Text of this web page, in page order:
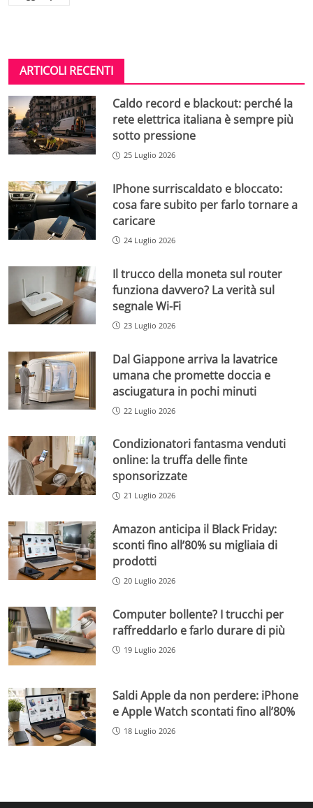
ARTICOLI RECENTI
Caldo record e blackout: perché la
rete elettrica italiana è sempre più
sotto pressione
25 Luglio 2026
IPhone surriscaldato e bloccato:
cosa fare subito per farlo tornare a
caricare
24 Luglio 2026
Il trucco della moneta sul router
funziona davvero? La verità sul
segnale Wi-Fi
23 Luglio 2026
Dal Giappone arriva la lavatrice
umana che promette doccia e
asciugatura in pochi minuti
22 Luglio 2026
Condizionatori fantasma venduti
online: la truffa delle finte
sponsorizzate
21 Luglio 2026
Amazon anticipa il Black Friday:
sconti fino all’80% su migliaia di
prodotti
20 Luglio 2026
Computer bollente? I trucchi per
raffreddarlo e farlo durare di più
19 Luglio 2026
Saldi Apple da non perdere: iPhone
e Apple Watch scontati fino all’80%
18 Luglio 2026